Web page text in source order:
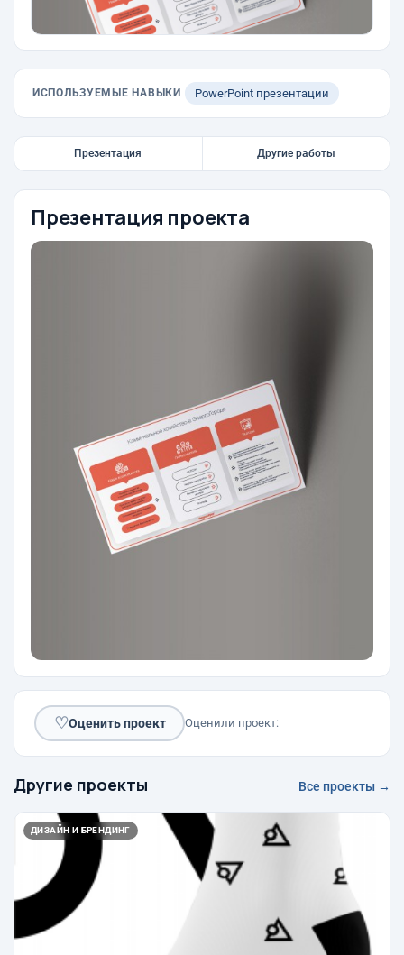
ИСПОЛЬЗУЕМЫЕ НАВЫКИ PowerPoint презентации
Презентация Другие работы
Презентация проекта
♡Оценить проект Оценили проект:
Другие проекты Все проекты →
ДИЗАЙН И БРЕНДИНГ